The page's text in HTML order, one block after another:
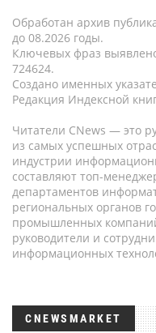
Обработан архив
до 08.2026 годы.
Ключевых фраз
724624.
Создано именных
Редакция Индексной
Читатели CNews — это
из самых успешных
индустрии
составляют топ-
департаментов
региональных органов
промышленных
руководители и
информационных
CNEWSMARKET